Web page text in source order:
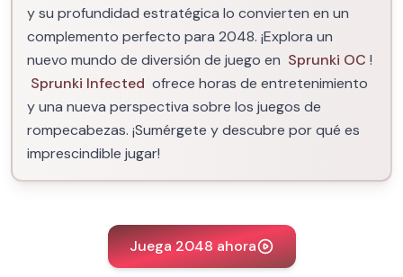
y su profundidad estratégica lo convierten en un
complemento perfecto para 2048. ¡Explora un
nuevo mundo de diversión de juego en Sprunki OC !
Sprunki Infected ofrece horas de entretenimiento
y una nueva perspectiva sobre los juegos de
rompecabezas. ¡Sumérgete y descubre por qué es
imprescindible jugar!
Juega 2048 ahora